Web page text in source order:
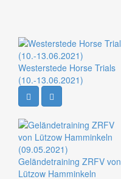
Westerstede Horse Trials
(10.-13.06.2021)
Geländetraining ZRFV von
Lützow Hamminkeln